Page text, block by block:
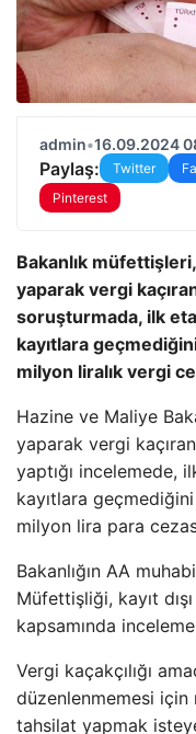
admin•16.09.2024
Paylaş: Twitter
Pinterest
Bakanlık
yaparak vergi
soruşturmada, ilk
kayıtlara
milyon liralık vergi
Hazine ve Maliye
yaparak vergi
yaptığı incelemede,
kayıtlara
milyon lira para
Bakanlığın AA
Müfettişliği, kayıt
kapsamında
Vergi kaçakçılığı
düzenlenmemesi için
tahsilat yapmak